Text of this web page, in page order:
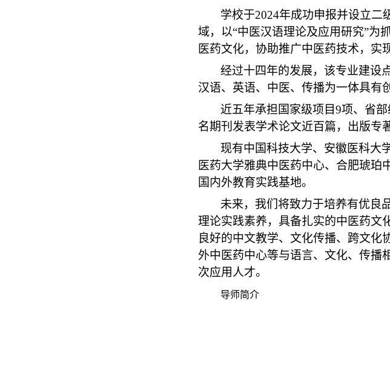
学校于2024年成功申报并设立二
域，以“中医汉语理论及应用研究”为
医药文化，协助推广中医药技术，实
经过十四年的发展，该专业建设
汉语、英语、中医、传播为一体具有
近五年承担国家级项目9项、省部
名期刊发表学术论文近百篇，出版专
现有中国科技大学、安徽医科大
医药大学雅典中医药中心、合肥琥珀
国内外教育实践基地。
未来，我们将致力于培养有优良
理论实践素养，具备扎实的中医药文
良好的中文教学、文化传播、跨文
外中医药中心等与语言、文化、传播
次应用人才。
导师简介